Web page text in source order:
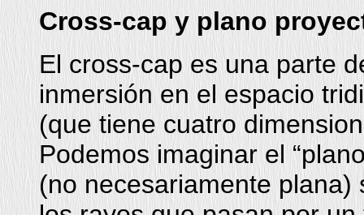
Cross-cap y plano
El cross-cap es una parte
inmersión en el espacio
(que tiene cuatro
Podemos imaginar el
(no necesariamente